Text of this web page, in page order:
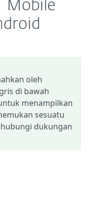
Mobile
oleh
di bawah
menampilkan
sesuatu
dukungan